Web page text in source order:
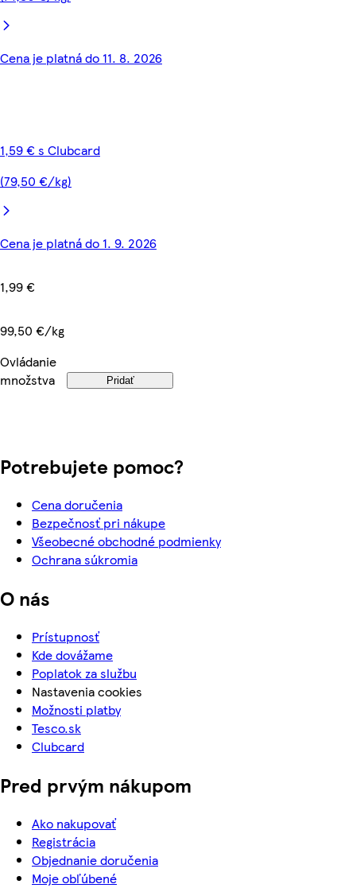
Cena je platná do 11. 8. 2026
1,59 € s Clubcard
(79,50 €/kg)
Cena je platná do 1. 9. 2026
1,99 €
99,50 €/kg
Ovládanie
množstva
Pridať
Potrebujete pomoc?
Cena doručenia
Bezpečnosť pri nákupe
Všeobecné obchodné podmienky
Ochrana súkromia
O nás
Prístupnosť
Kde dovážame
Poplatok za službu
Nastavenia cookies
Možnosti platby
Tesco.sk
Clubcard
Pred prvým nákupom
Ako nakupovať
Registrácia
Objednanie doručenia
Moje obľúbené